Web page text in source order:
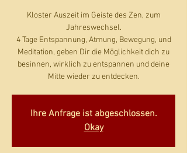
Kloster Auszeit im Geiste des Zen, zum
Jahreswechsel.
4 Tage Entspannung, Atmung, Bewegung, und
Meditation, geben Dir die Möglichkeit dich zu
besinnen, wirklich zu entspannen und deine
Mitte wieder zu entdecken.
Ihre Anfrage ist abgeschlossen.
Okay